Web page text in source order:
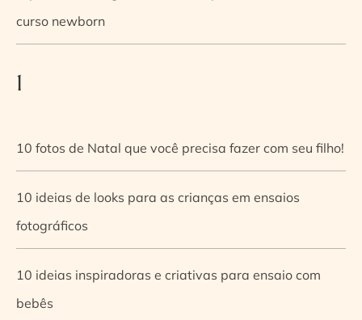
curso newborn
1
10 fotos de Natal que você precisa fazer com seu filho!
10 ideias de looks para as crianças em ensaios
fotográficos
10 ideias inspiradoras e criativas para ensaio com
bebês